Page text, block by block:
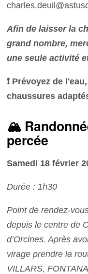
Afin de laisser la
grand nombre,
une seule activité
❗️ Prévoyez de
chaussures
🏔
percée
Samedi 18 février
Durée : 1h30
Point de rendez-
depuis le centre de
d’Orcines. Après
virage prendre la
VILLARS,